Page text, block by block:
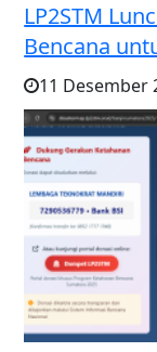
LP2STM
Bencana
11 Desember